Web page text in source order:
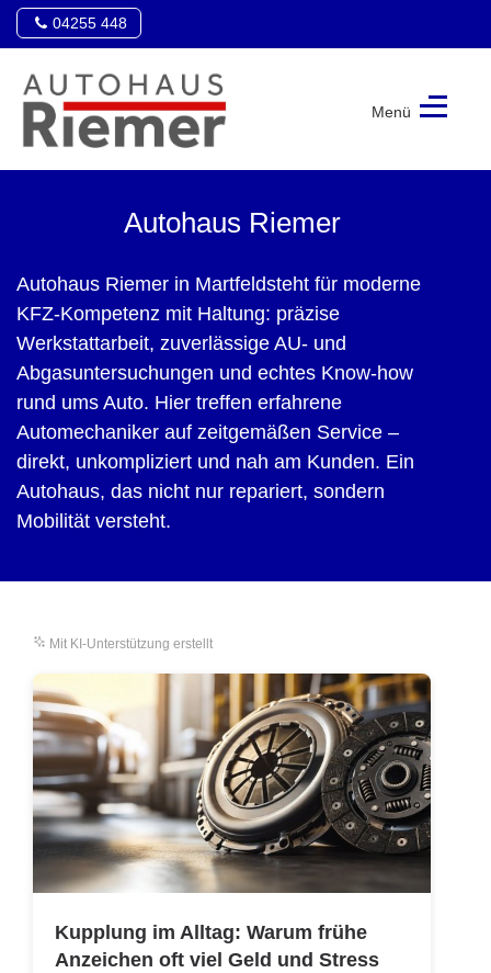
04255 448
Menü
Autohaus Riemer
Autohaus Riemer in Martfeldsteht für moderne
KFZ-Kompetenz mit Haltung: präzise
Werkstattarbeit, zuverlässige AU- und
Abgasuntersuchungen und echtes Know-how
rund ums Auto. Hier treffen erfahrene
Automechaniker auf zeitgemäßen Service –
direkt, unkompliziert und nah am Kunden. Ein
Autohaus, das nicht nur repariert, sondern
Mobilität versteht.
Mit KI-Unterstützung erstellt
Kupplung im Alltag: Warum frühe
Anzeichen oft viel Geld und Stress